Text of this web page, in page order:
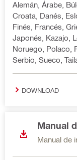
Alemán, Árabe,
Croata, Danés,
Finés, Francés,
Japonés, Kazajo,
Noruego, Polaco,
Serbio, Sueco,
DOWNLOAD
Manual
Manual de